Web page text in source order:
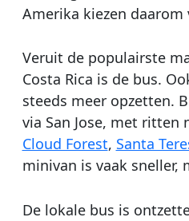
Amerika kiezen daarom
Veruit de populairste
Costa Rica is de bus.
steeds meer opzetten.
via San Jose, met ritten
Cloud Forest, Santa
minivan is vaak sneller,
De lokale bus is